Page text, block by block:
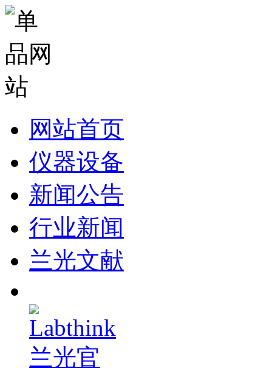
网站首页
仪器设备
新闻公告
行业新闻
兰光文献